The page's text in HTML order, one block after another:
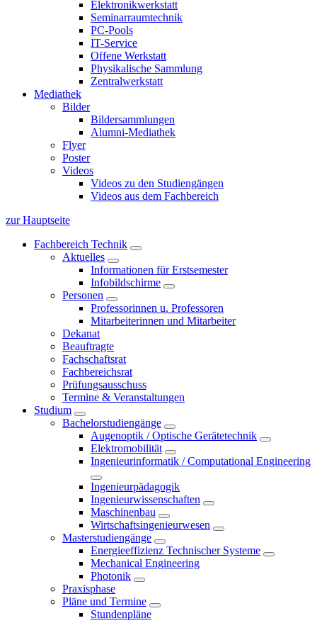
Elektronikwerkstatt
Seminarraumtechnik
PC-Pools
IT-Service
Offene Werkstatt
Physikalische Sammlung
Zentralwerkstatt
Mediathek
Bilder
Bildersammlungen
Alumni-Mediathek
Flyer
Poster
Videos
Videos zu den Studiengängen
Videos aus dem Fachbereich
zur Hauptseite
Fachbereich Technik
Aktuelles
Informationen für Erstsemester
Infobildschirme
Personen
Professorinnen u. Professoren
Mitarbeiterinnen und Mitarbeiter
Dekanat
Beauftragte
Fachschaftsrat
Fachbereichsrat
Prüfungsausschuss
Termine & Veranstaltungen
Studium
Bachelorstudiengänge
Augenoptik / Optische Gerätetechnik
Elektromobilität
Ingenieurinformatik / Computational Engineering
Ingenieurpädagogik
Ingenieurwissenschaften
Maschinenbau
Wirtschaftsingenieurwesen
Masterstudiengänge
Energieeffizienz Technischer Systeme
Mechanical Engineering
Photonik
Praxisphase
Pläne und Termine
Stundenpläne